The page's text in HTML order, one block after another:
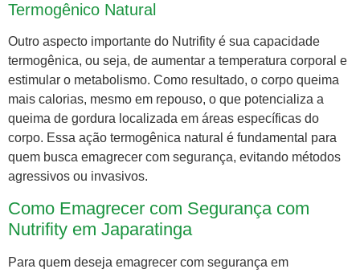
Termogênico Natural
Outro aspecto importante do Nutrifity é sua capacidade
termogênica, ou seja, de aumentar a temperatura corporal e
estimular o metabolismo. Como resultado, o corpo queima
mais calorias, mesmo em repouso, o que potencializa a
queima de gordura localizada em áreas específicas do
corpo. Essa ação termogênica natural é fundamental para
quem busca emagrecer com segurança, evitando métodos
agressivos ou invasivos.
Como Emagrecer com Segurança com
Nutrifity em Japaratinga
Para quem deseja emagrecer com segurança em